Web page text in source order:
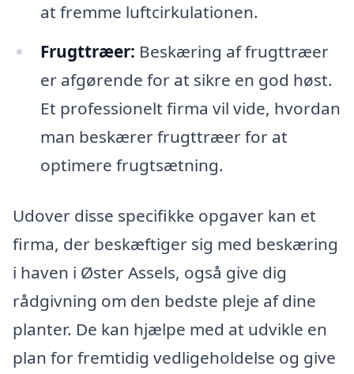
at fremme luftcirkulationen.
Frugttræer: Beskæring af frugttræer
er afgørende for at sikre en god høst.
Et professionelt firma vil vide, hvordan
man beskærer frugttræer for at
optimere frugtsætning.
Udover disse specifikke opgaver kan et
firma, der beskæftiger sig med beskæring
i haven i Øster Assels, også give dig
rådgivning om den bedste pleje af dine
planter. De kan hjælpe med at udvikle en
plan for fremtidig vedligeholdelse og give